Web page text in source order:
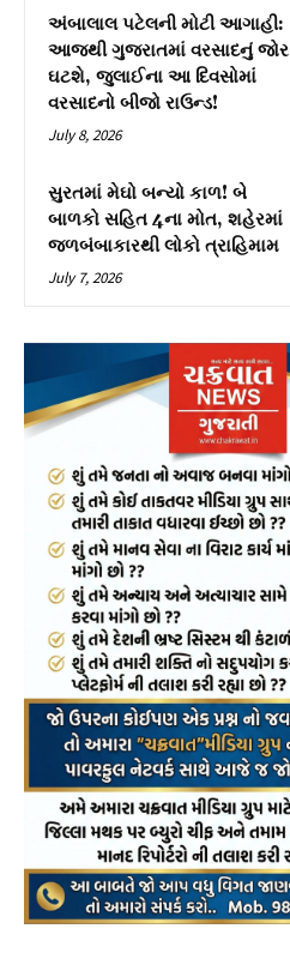
અંબાલાલ પટેલની મોટી આગાહી:
આજથી ગુજરાતમાં વરસાદનું જોર
ઘટશે, જુલાઈના આ દિવસોમાં
વરસાદનો બીજો રાઉન્ડ!
July 8, 2026
સુરતમાં મેઘો બન્યો કાળ! બે
બાળકો સહિત 4ના મોત, શહેરમાં
જળબંબાકારથી લોકો ત્રાહિમામ
July 7, 2026